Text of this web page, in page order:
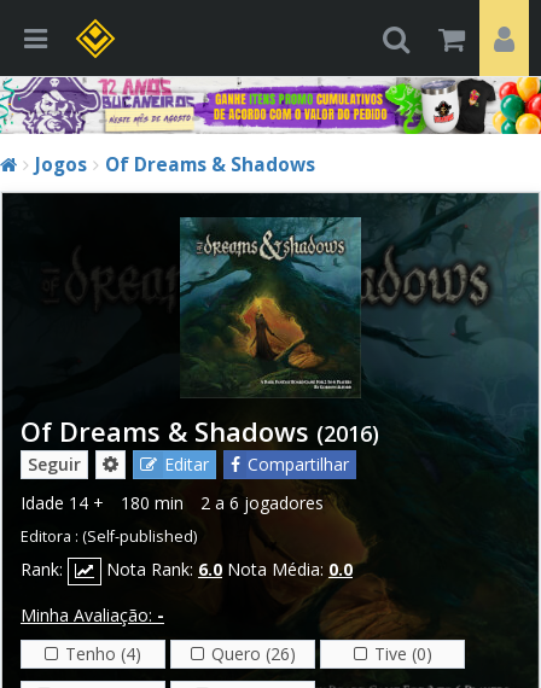
Jogos Of Dreams & Shadows
Of Dreams & Shadows (2016)
Seguir Editar
Compartilhar
Idade 14 + 180 min 2 a 6 jogadores
Editora : (Self-published)
Rank: Nota Rank: 6.0 Nota Média: 0.0
Minha Avaliação: -
Tenho (4)
Quero (26)
Tive (0)